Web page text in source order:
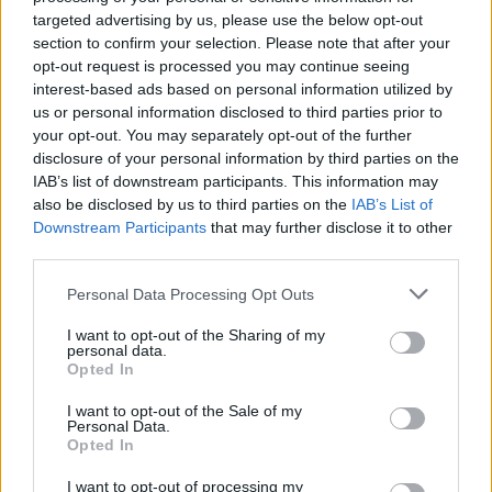
targeted advertising by us, please use the below opt-out
section to confirm your selection. Please note that after your
opt-out request is processed you may continue seeing
interest-based ads based on personal information utilized by
us or personal information disclosed to third parties prior to
your opt-out. You may separately opt-out of the further
disclosure of your personal information by third parties on the
IAB’s list of downstream participants. This information may
also be disclosed by us to third parties on the IAB’s List of
Downstream Participants that may further disclose it to other
Please note that this website/app uses one or more Google
not limited to your visit or usage behaviour. You may click to
grant or deny consent to Google and its third-party tags to
use your data for below specified purposes in below Google
consent section.
Personal Data Processing Opt Outs
I want to opt-out of the Sharing of my
personal data.
Opted In
I want to opt-out of the Sale of my
Personal Data.
Opted In
I want to opt-out of processing my
senaste året. Jag har tagit stora steg och
förbättrat det jag viljat förbättra.
Hur känns kroppen efter helgens tuffa lopp?
– Jag har varit extremt trött men har försökt
återhämta mig så mycket jag kan. Redan efter
lördagens lopp var jag rejält trött och kunde
knappt hålla ögonen öppna inför söndagens
start.
Tuff avslutning
Till helgen är det dags för avslutningen av Ski
Classics när Janteloppet körs. Där väntar
ytterligare en tuff tävling för åkarna. 100
kilometer med 1730 höjdmeter ska avverkas.